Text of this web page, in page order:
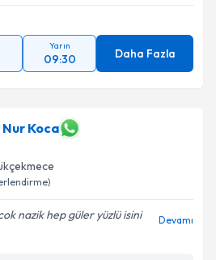
Yarın
09:30 Daha Fazla
Koca
nazik hep güler yüzlü isini
Devamı